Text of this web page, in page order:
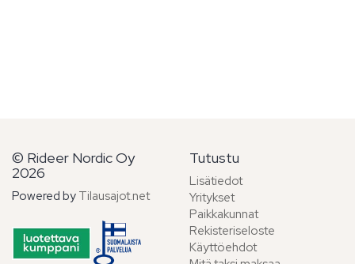
© Rideer Nordic Oy
2026
Powered by Tilausajot.net
Tutustu
Lisätiedot
Yritykset
Paikkakunnat
Rekisteriseloste
Käyttöehdot